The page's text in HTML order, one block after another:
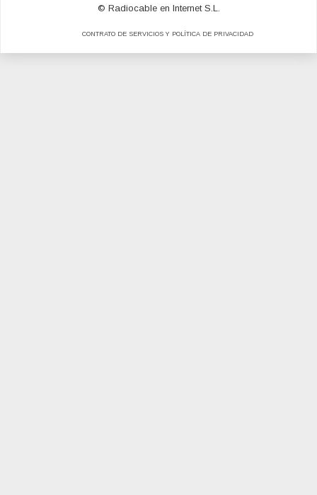
© Radiocable en Internet S.L.
CONTRATO DE SERVICIOS Y POLÍTICA DE PRIVACIDAD